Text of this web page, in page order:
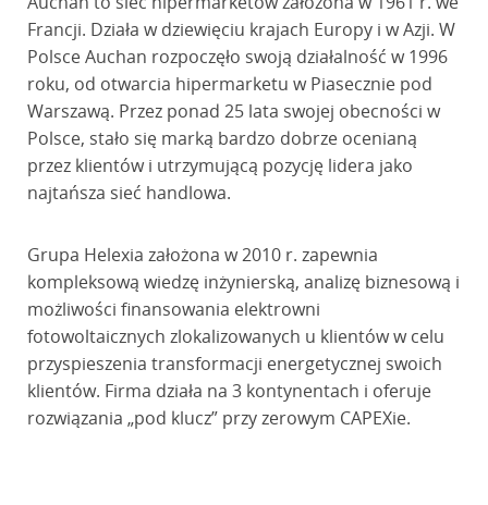
Francji. Działa w dziewięciu krajach Europy i w Azji. W
Polsce Auchan rozpoczęło swoją działalność w 1996
roku, od otwarcia hipermarketu w Piasecznie pod
Warszawą. Przez ponad 25 lata swojej obecności w
Polsce, stało się marką bardzo dobrze ocenianą
przez klientów i utrzymującą pozycję lidera jako
najtańsza sieć handlowa.
Grupa Helexia założona w 2010 r. zapewnia
kompleksową wiedzę inżynierską, analizę biznesową i
możliwości finansowania elektrowni
fotowoltaicznych zlokalizowanych u klientów w celu
przyspieszenia transformacji energetycznej swoich
klientów. Firma działa na 3 kontynentach i oferuje
rozwiązania „pod klucz” przy zerowym CAPEXie.